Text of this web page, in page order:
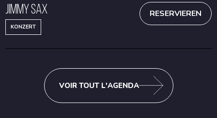
Jimmy Sax
KONZERT
RESERVIEREN
VOIR TOUT L'AGENDA